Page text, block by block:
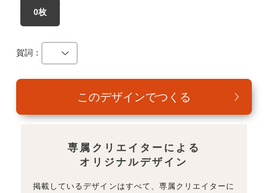
0枚
賀詞：
専属クリエイターによる
オリジナルデザイン
掲載しているデザインはすべて、専属クリエイターに